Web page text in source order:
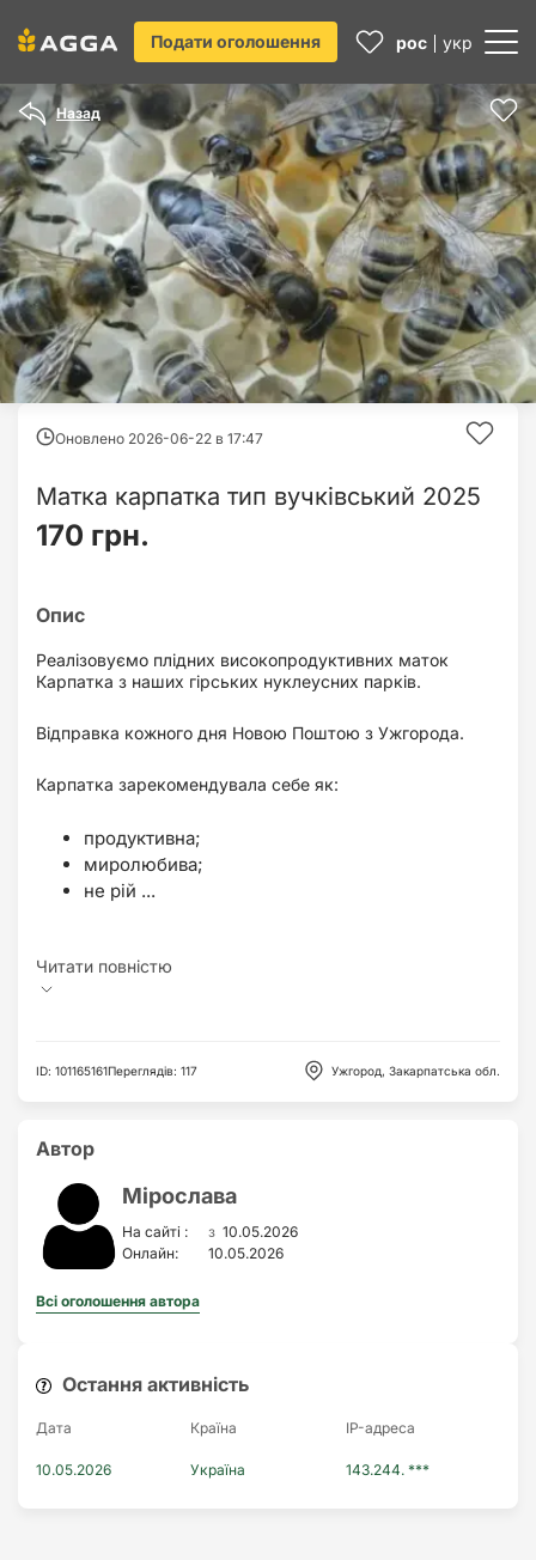
Подати оголошення рос укр
Назад
Оновлено 2026-06-22 в 17:47
Матка карпатка тип вучківський 2025
170 грн.
Реалізовуємо плідних високопродуктивних маток
Карпатка з наших гірських нуклеусних парків.
Відправка кожного дня Новою Поштою з Ужгорода.
Карпатка зарекомендувала себе як:
продуктивна;
миролюбива;
не рій ...
ID: 101165161Переглядів: 117 Ужгород, Закарпатська обл.
Автор
Мірослава
На сайті : з 10.05.2026
Онлайн:
10.05.2026
Всі оголошення автора
Остання активність
Дата Країна IP-адреса
10.05.2026 Україна 143.244. ***